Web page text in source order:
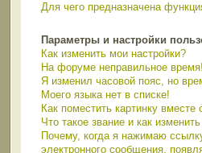
Для чего предназначена
Параметры и настройки
Как изменить мои настройки?
На форуме неправильное время!
Я изменил часовой пояс, но
Моего языка нет в списке!
Как поместить картинку
Что такое звание и как изменить
Почему, когда я нажимаю
электронного сообщения,